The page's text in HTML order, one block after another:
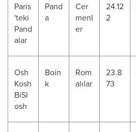
Paris
'teki
Pand
alar
Pand
a
Cer
menl
er
24.12
2
Osh
Kosh
BiSl
osh
Boin
k
Rom
alılar
23.8
73